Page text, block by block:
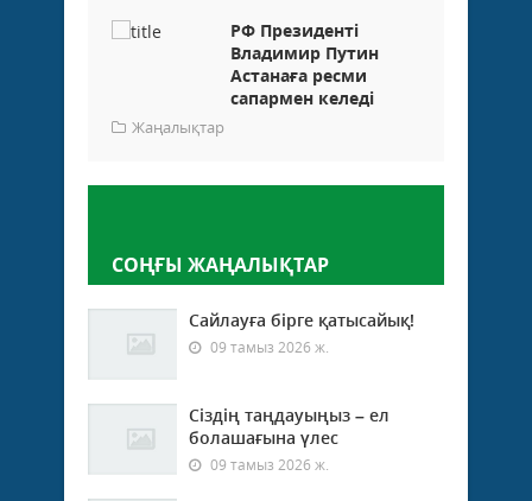
РФ Президенті
Владимир Путин
Астанаға ресми
сапармен келеді
Жаңалықтар
СОҢҒЫ ЖАҢАЛЫҚТАР
Сайлауға бірге қатысайық!
09 тамыз 2026 ж.
Сіздің таңдауыңыз – ел
болашағына үлес
09 тамыз 2026 ж.